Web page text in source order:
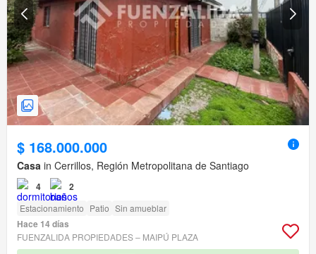
$ 168.000.000
Casa in Cerrillos, Región Metropolitana de Santiago
4 2
Estacionamiento Patio Sin amueblar
Hace 14 días
FUENZALIDA PROPIEDADES – MAIPÚ PLAZA